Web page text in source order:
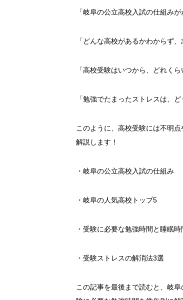
「岐阜の公立高校入試の仕組みが
「どんな高校があるかわからず
「高校受験はいつから、どれく
「勉強でたまったストレスは、
このように、高校受験には不明
解説します！
・岐阜の公立高校入試の仕組み
・岐阜の人気高校トップ5
・受験に必要な勉強時間と睡眠時
・受験ストレスの解消法3選
この記事を最後まで読むと、岐